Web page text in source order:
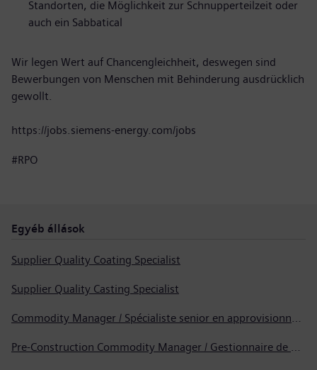
Standorten, die Möglichkeit zur Schnupperteilzeit oder
auch ein Sabbatical
Wir legen Wert auf Chancengleichheit, deswegen sind
Bewerbungen von Menschen mit Behinderung ausdrücklich
gewollt.
https://jobs.siemens-energy.com/jobs
#RPO
Egyéb állások
Supplier Quality Coating Specialist
Supplier Quality Casting Specialist
Commodity Manager / Spécialiste senior en approvisionnement
Pre-Construction Commodity Manager / Gestionnaire de produits avant la construction